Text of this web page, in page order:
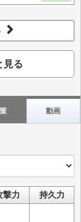
見る
動画
撃力 持久力